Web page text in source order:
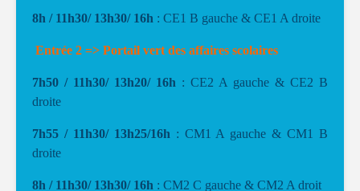
8h / 11h30/ 13h30/ 16h : CE1 B gauche & CE1 A droite
Entrée 2 => Portail vert des affaires scolaires
7h50 / 11h30/ 13h20/ 16h : CE2 A gauche & CE2 B
droite
7h55 / 11h30/ 13h25/16h : CM1 A gauche & CM1 B
droite
8h / 11h30/ 13h30/ 16h : CM2 C gauche & CM2 A droit